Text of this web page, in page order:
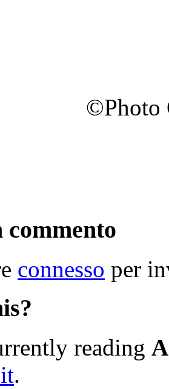
©Photo
commento
connesso per
reading
.